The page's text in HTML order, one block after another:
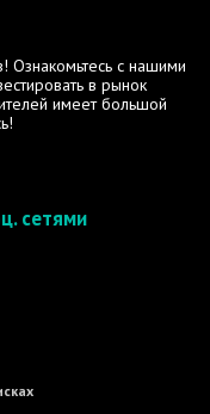
Ознакомьтесь с нашими
в рынок
имеет большой
сетями